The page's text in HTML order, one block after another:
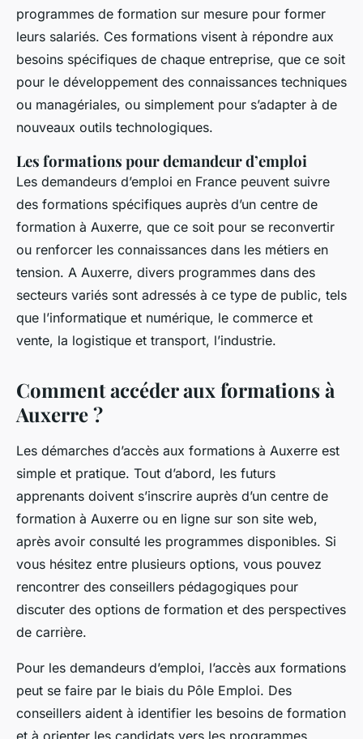
programmes de formation sur mesure pour former
leurs salariés. Ces formations visent à répondre aux
besoins spécifiques de chaque entreprise, que ce soit
pour le développement des connaissances techniques
ou managériales, ou simplement pour s’adapter à de
nouveaux outils technologiques.
Les formations pour demandeur d’emploi
Les demandeurs d’emploi en France peuvent suivre
des formations spécifiques auprès d’un centre de
formation à Auxerre, que ce soit pour se reconvertir
ou renforcer les connaissances dans les métiers en
tension. A Auxerre, divers programmes dans des
secteurs variés sont adressés à ce type de public, tels
que l’informatique et numérique, le commerce et
vente, la logistique et transport, l’industrie.
Comment accéder aux formations à
Auxerre ?
Les démarches d’accès aux formations à Auxerre est
simple et pratique. Tout d’abord, les futurs
apprenants doivent s’inscrire auprès d’un centre de
formation à Auxerre ou en ligne sur son site web,
après avoir consulté les programmes disponibles. Si
vous hésitez entre plusieurs options, vous pouvez
rencontrer des conseillers pédagogiques pour
discuter des options de formation et des perspectives
de carrière.
Pour les demandeurs d’emploi, l’accès aux formations
peut se faire par le biais du Pôle Emploi. Des
conseillers aident à identifier les besoins de formation
et à orienter les candidats vers les programmes